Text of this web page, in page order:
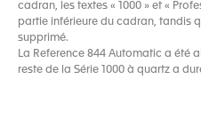
cadran, les textes « 1000 » et «
partie inférieure du cadran, tandis
supprimé.
La Reference 844 Automatic a été
reste de la Série 1000 à quartz a